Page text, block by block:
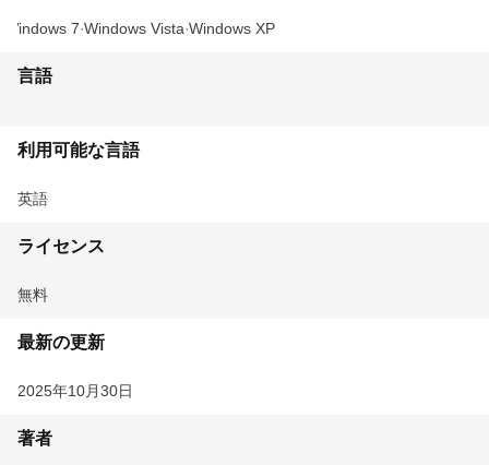
Windows 7 Windows Vista Windows XP
言語
利用可能な言語
英語
ライセンス
無料
最新の更新
2025年10月30日
著者